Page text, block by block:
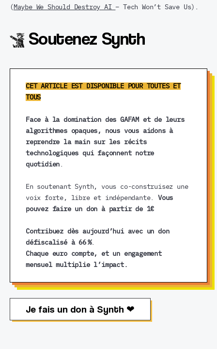
( Maybe We Should Destroy AI– Tech Won’t Save Us).
Soutenez Synth
CET ARTICLE EST DISPONIBLE POUR TOUTES ET
TOUS
Face à la domination des GAFAM et de leurs
algorithmes opaques, nous vous aidons à
reprendre la main sur les récits
technologiques qui façonnent notre
quotidien .
En soutenant Synth, vous co-construisez une
voix forte, libre et indépendante.Vous
pouvez faire un don à partir de 1€
Contribuez dès aujourd’hui avec un don
défiscalisé à 66 %.
Chaque euro compte, et un engagement
mensuel multiplie l’impact.
Je fais un don à Synth ❤︎